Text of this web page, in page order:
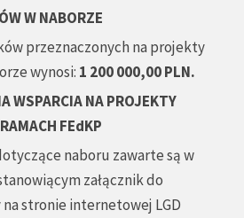
W NABORZE
przeznaczonych na projekty
wynosi: 1 200 000,00 PLN.
WSPARCIA NA PROJEKTY
FEdKP
naboru zawarte są w
załącznik do
na stronie internetowej LGD